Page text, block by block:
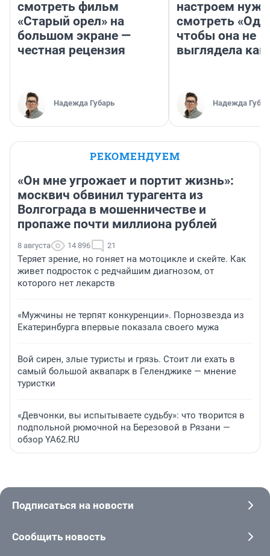
смотреть фильм
«Старый орел» на
большом экране —
честная рецензия
Надежда Губарь
настроем
смотреть
чтобы она не
выглядела как
Надежда
РЕКОМЕНДУЕМ
«Он мне угрожает и портит жизнь»:
москвич обвинил турагента из
Волгограда в мошенничестве и
пропаже почти миллиона рублей
8 августа 14 896 21
Теряет зрение, но гоняет на мотоцикле и скейте. Как
живет подросток с редчайшим диагнозом, от
которого нет лекарств
«Мужчины не терпят конкуренции». Порнозвезда из
Екатеринбурга впервые показала своего мужа
Вой сирен, злые туристы и грязь. Стоит ли ехать в
самый большой аквапарк в Геленджике — мнение
туристки
«Девчонки, вы испытываете судьбу»: что творится в
подпольной рюмочной на Березовой в Рязани —
обзор YA62.RU
Подписаться на новости
Сообщить новость